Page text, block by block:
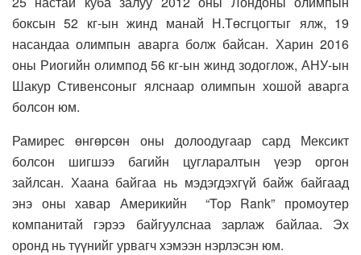
боксын 52 кг-ын жинд манай Н.Төсгцогтыг ялж, 19
насандаа олимпын аварга болж байсан. Харин 2016
оны Риогийн олимпод 56 кг-ын жинд зодоглож, АНУ-ын
Шакур Стивенсоныг ялснаар олимпын хошой аварга
болсон юм.
Рамирес өнгөрсөн оны долоодугаар сард Мексикт
болсон шигшээ багийн цугларалтын үеэр оргон
зайлсан. Хаана байгаа нь мэдэгдэхгүй байж байгаад
энэ оны хавар Америкийн “Top Rank” промоутер
компанитай гэрээ байгуулснаа зарлаж байлаа. Эх
оронд нь түүнийг урвагч хэмээн нэрлэсэн юм.